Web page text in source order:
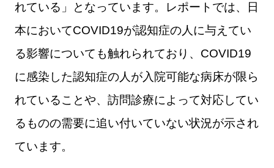
れている」となっています。レポートでは、日
本においてCOVID19が認知症の人に与えてい
る影響についても触れられており、COVID19
に感染した認知症の人が入院可能な病床が限ら
れていることや、訪問診療によって対応してい
るものの需要に追い付いていない状況が示され
ています。